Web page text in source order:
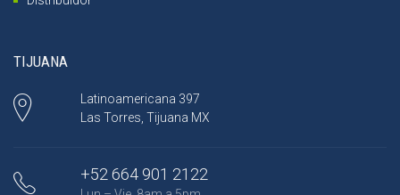
TIJUANA
Latinoamericana 397
Las Torres, Tijuana MX
+52 664 901 2122